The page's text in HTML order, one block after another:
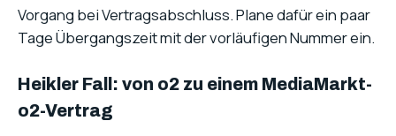
Vorgang bei Vertragsabschluss. Plane dafür ein paar
Tage Übergangszeit mit der vorläufigen Nummer ein.
Heikler Fall: von o2 zu einem MediaMarkt-
o2-Vertrag